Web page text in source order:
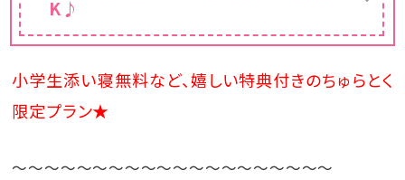
提供時間13：00～15：00）
合もございます。
K♪
内湯・露天風呂・サウナを完備しております。
6:00～24:00 ※最終受付23：30
※昼間清掃のため11:00 ～ 14:00まで一時ク
ローズ
小学生添い寝無料など、嬉しい特典付きのちゅらとく
限定プラン★
～～～～～～～～～～～～～～～～～～～～